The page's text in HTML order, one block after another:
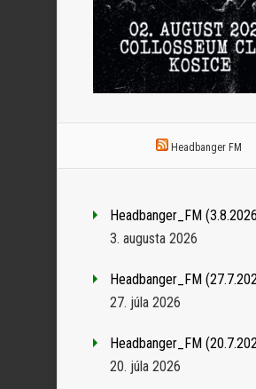
Headbanger FM
Headbanger_FM
3. augusta 2026
Headbanger_FM
27. júla 2026
Headbanger_FM
20. júla 2026